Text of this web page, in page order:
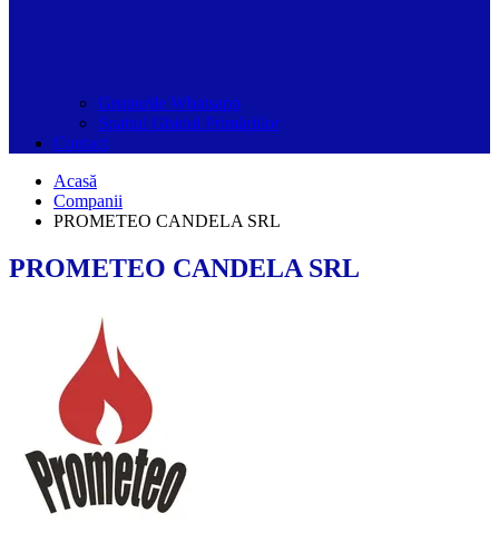
Grupurile Whatsapp
Spațiul Ghidul Primăriilor
Contact
Acasă
Companii
PROMETEO CANDELA SRL
PROMETEO CANDELA SRL